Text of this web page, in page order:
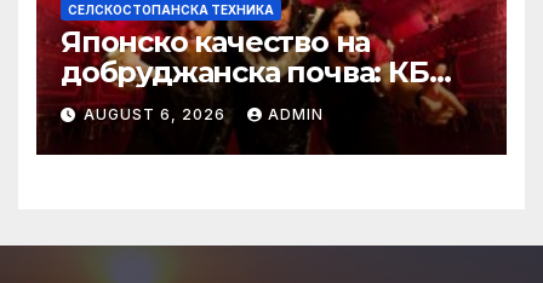
СЕЛСКОСТОПАНСКА ТЕХНИКА
Японско качество на
добруджанска почва: КБ
Агротех представи
флагманите на Kubota на
„Ден на полето“
AUGUST 6, 2026 ADMIN